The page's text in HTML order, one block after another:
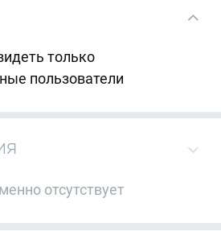
только
пользователи
отсутствует